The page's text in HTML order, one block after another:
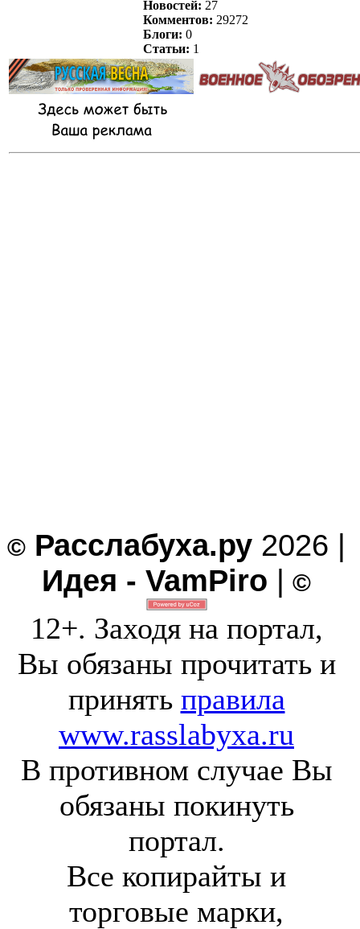
Новостей: 27
Комментов: 29272
Блоги: 0
Статьи: 1
© Расслабуха.ру 2026 |
Идея - VamPiro | ©
12+. Заходя на портал,
Вы обязаны прочитать и
принять правила
www.rasslabyxa.ru
В противном случае Вы
обязаны покинуть
портал.
Все копирайты и
торговые марки,